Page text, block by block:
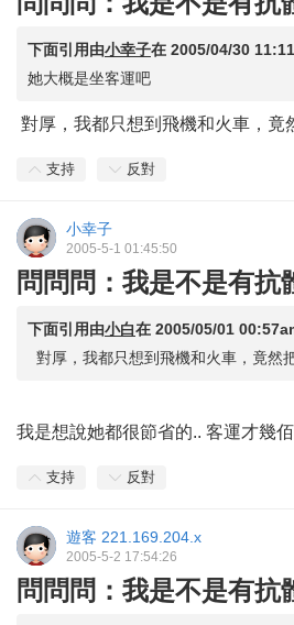
下面引用由小幸子在 2005/04/30
她大概是坐客運吧
對厚，我都只想到飛機和火車，竟
支持 反對
小幸子
2005-5-1 01:45:50
問問問：我是不是有抗
下面引用由小白在 2005/05/01
對厚，我都只想到飛機和火車，竟然
我是想說她都很節省的.. 客運才幾
支持 反對
遊客 221.169.204.x
2005-5-2 17:54:26
問問問：我是不是有抗